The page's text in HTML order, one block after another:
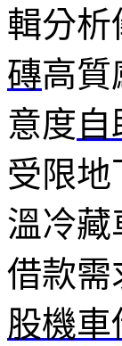
輯分析
磚高質
意度
受限
溫冷藏
借款需
股機車